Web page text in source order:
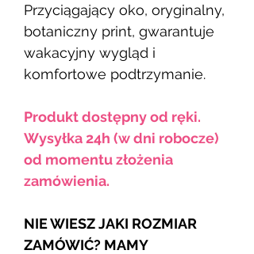
Przyciągający oko, oryginalny,
botaniczny print, gwarantuje
wakacyjny wygląd i
komfortowe podtrzymanie.
Produkt dostępny od ręki.
Wysyłka 24h (w dni robocze)
od momentu złożenia
zamówienia.
NIE WIESZ JAKI ROZMIAR
ZAMÓWIĆ? MAMY